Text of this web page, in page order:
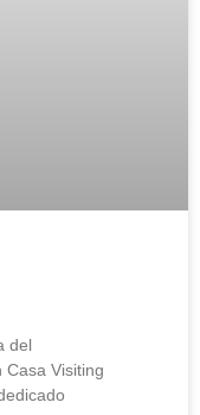
del
Casa Visiting